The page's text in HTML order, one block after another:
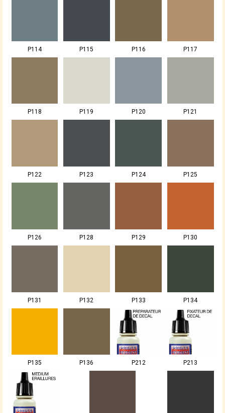
P114 P115 P116 P117
P118 P119 P120 P121
P122 P123 P124 P125
P126 P128 P129 P130
P131 P132 P133 P134
P135 P136 P212 P213